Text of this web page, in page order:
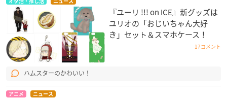
『ユーリ !!! on ICE』新グッズは
ユリオの「おじいちゃん大好
き」セット＆スマホケース！
17コメント
ハムスターのかわいい！
アニメ ニュース